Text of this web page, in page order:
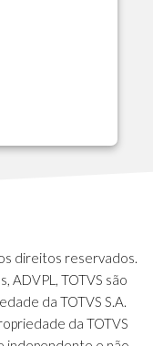
direitos reservados.
ADVPL, TOTVS são
da TOTVS S.A.
da TOTVS